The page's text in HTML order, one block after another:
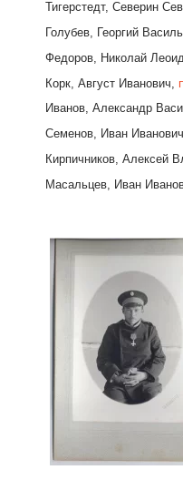
Тигерстедт, Северин
Голубев, Георгий
Федоров, Николай
Корк, Август Иванович,
Иванов, Александр
Семенов, Иван
Кирпичников, Алексей
Масальцев, Иван